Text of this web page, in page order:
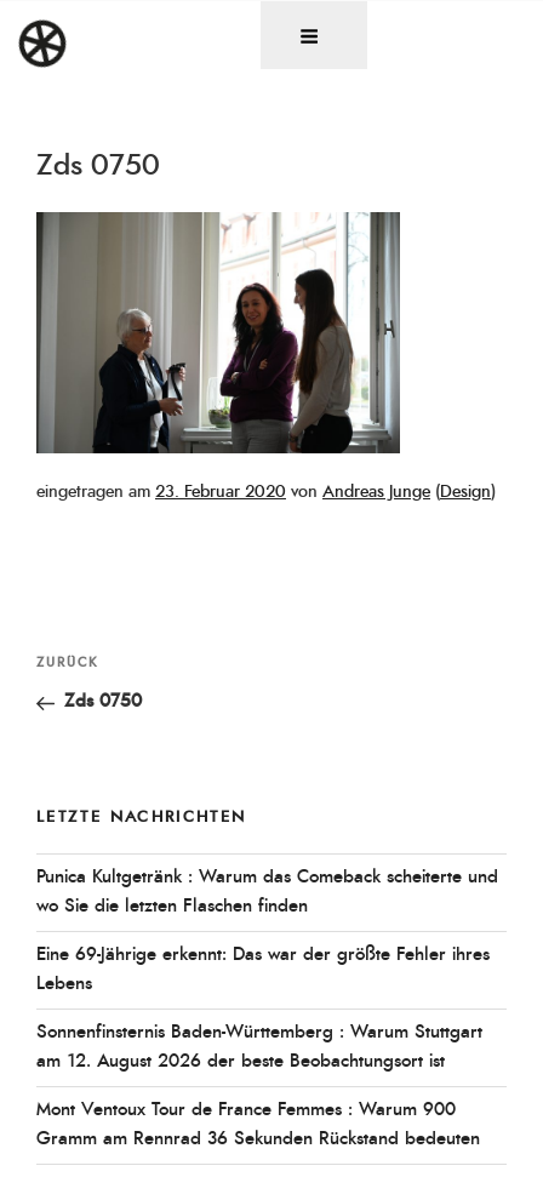
Inhalt
springen
Zds 0750
eingetragen am Veröffentlicht
23. Februar 2020 von Andreas Junge (Design)
Beitragsnavigation
Vorheriger
Beitrag
ZURÜCK
Zds 0750
LETZTE NACHRICHTEN
Punica Kultgetränk : Warum das Comeback scheiterte und
wo Sie die letzten Flaschen finden
Eine 69-Jährige erkennt: Das war der größte Fehler ihres
Lebens
Sonnenfinsternis Baden-Württemberg : Warum Stuttgart
am 12. August 2026 der beste Beobachtungsort ist
Mont Ventoux Tour de France Femmes : Warum 900
Gramm am Rennrad 36 Sekunden Rückstand bedeuten